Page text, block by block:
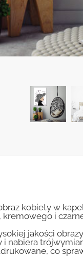
kobiety w
kremowego i
jakości
i nabiera
co